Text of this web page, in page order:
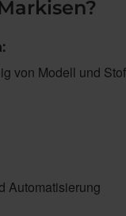
von Modell und
Automatisierung